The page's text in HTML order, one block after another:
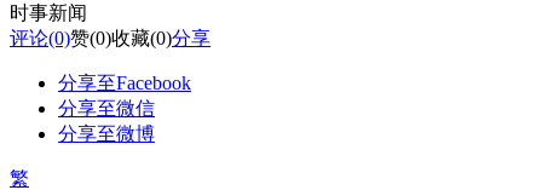
时事新闻
评论(0)赞(0)收藏(0)分享
分享至Facebook
分享至微信
分享至微博
繁